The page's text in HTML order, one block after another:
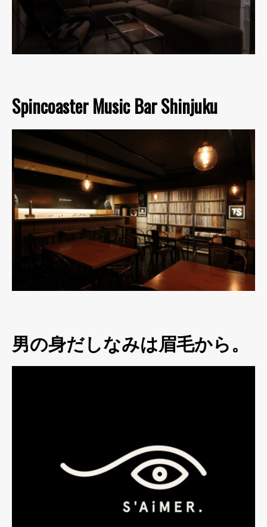
Spincoaster Music Bar Shinjuku
男の身だしなみは眉毛から。